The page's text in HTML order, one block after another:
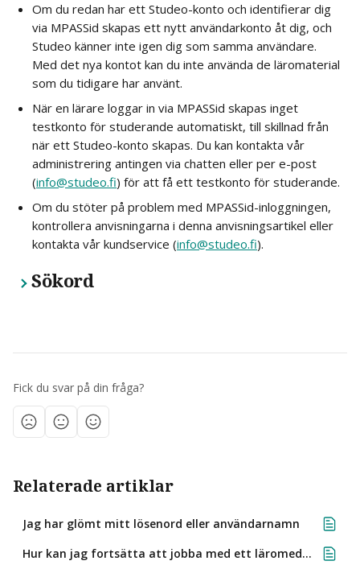
Om du redan har ett Studeo-konto och identifierar dig
via MPASSid skapas ett nytt användarkonto åt dig, och
Studeo känner inte igen dig som samma användare.
Med det nya kontot kan du inte använda de läromaterial
som du tidigare har använt.
När en lärare loggar in via MPASSid skapas inget
testkonto för studerande automatiskt, till skillnad från
när ett Studeo-konto skapas. Du kan kontakta vår
administrering antingen via chatten eller per e-post
(info@studeo.fi) för att få ett testkonto för studerande.
Om du stöter på problem med MPASSid-inloggningen,
kontrollera anvisningarna i denna anvisningsartikel eller
kontakta vår kundservice (info@studeo.fi).
Sökord
Fick du svar på din fråga?
Relaterade artiklar
Jag har glömt mitt lösenord eller användarnamn
Hur kan jag fortsätta att jobba med ett läromedel då inloggningsuppgifterna förändrats?